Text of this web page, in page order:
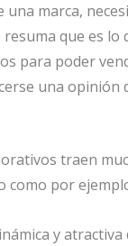
una marca,
que es lo
para poder
una opinión
traen
como por
y